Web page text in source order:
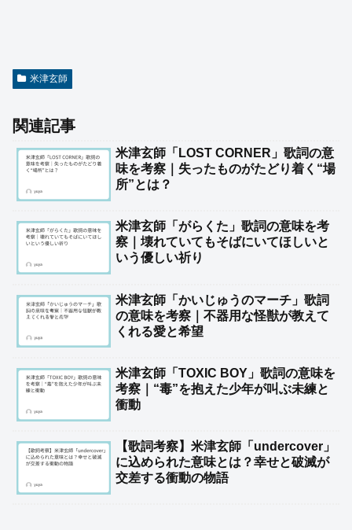
米津玄師
関連記事
米津玄師「LOST CORNER」歌詞の意
味を考察｜失ったものがたどり着く“場
所”とは？
米津玄師「がらくた」歌詞の意味を考
察｜壊れていてもそばにいてほしいと
いう優しい祈り
米津玄師「かいじゅうのマーチ」歌詞
の意味を考察｜不器用な怪獣が教えて
くれる愛と希望
米津玄師「TOXIC BOY」歌詞の意味を
考察｜“毒”を抱えた少年が叫ぶ未練と
衝動
【歌詞考察】米津玄師「undercover」
に込められた意味とは？幸せと破滅が
交差する衝動の物語